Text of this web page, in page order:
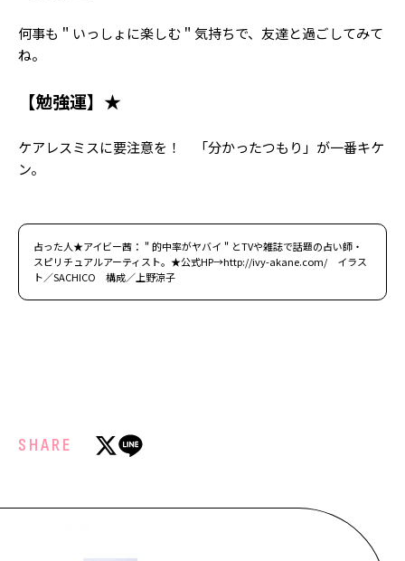
何事も＂いっしょに楽しむ＂気持ちで、友達と過ごしてみて
ね。
【勉強運】★
ケアレスミスに要注意を！ 「分かったつもり」が一番キケ
ン。
占った人★アイビー茜：＂的中率がヤバイ＂とTVや雑誌で話題の占い師・
スピリチュアルアーティスト。★公式HP→http://ivy-akane.com/ イラス
ト／SACHICO 構成／上野涼子
SHARE